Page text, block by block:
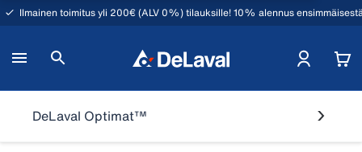
Ilmainen toimitus yli 200€ (ALV 0%) tilauksille! 10% alennus
DeLaval Optimat™